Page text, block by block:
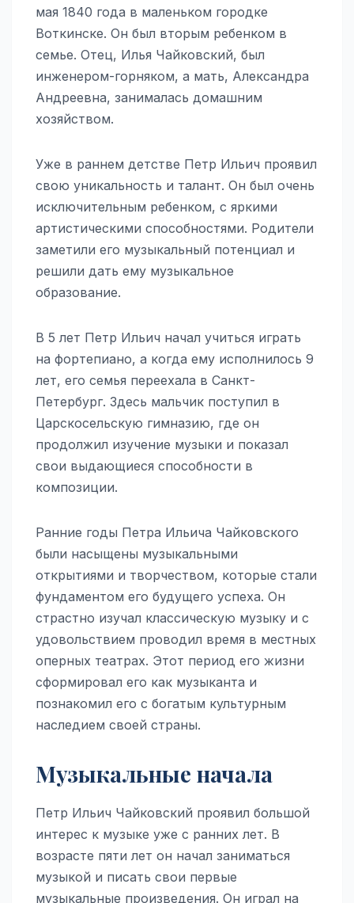
мая 1840 года в маленьком городке
Воткинске. Он был вторым ребенком в
семье. Отец, Илья Чайковский, был
инженером-горняком, а мать, Александра
Андреевна, занималась домашним
хозяйством.
Уже в раннем детстве Петр Ильич проявил
свою уникальность и талант. Он был очень
исключительным ребенком, с яркими
артистическими способностями. Родители
заметили его музыкальный потенциал и
решили дать ему музыкальное
образование.
В 5 лет Петр Ильич начал учиться играть
на фортепиано, а когда ему исполнилось 9
лет, его семья переехала в Санкт-
Петербург. Здесь мальчик поступил в
Царскосельскую гимназию, где он
продолжил изучение музыки и показал
свои выдающиеся способности в
композиции.
Ранние годы Петра Ильича Чайковского
были насыщены музыкальными
открытиями и творчеством, которые стали
фундаментом его будущего успеха. Он
страстно изучал классическую музыку и с
удовольствием проводил время в местных
оперных театрах. Этот период его жизни
сформировал его как музыканта и
познакомил его с богатым культурным
наследием своей страны.
Музыкальные начала
Петр Ильич Чайковский проявил большой
интерес к музыке уже с ранних лет. В
возрасте пяти лет он начал заниматься
музыкой и писать свои первые
музыкальные произведения. Он играл на